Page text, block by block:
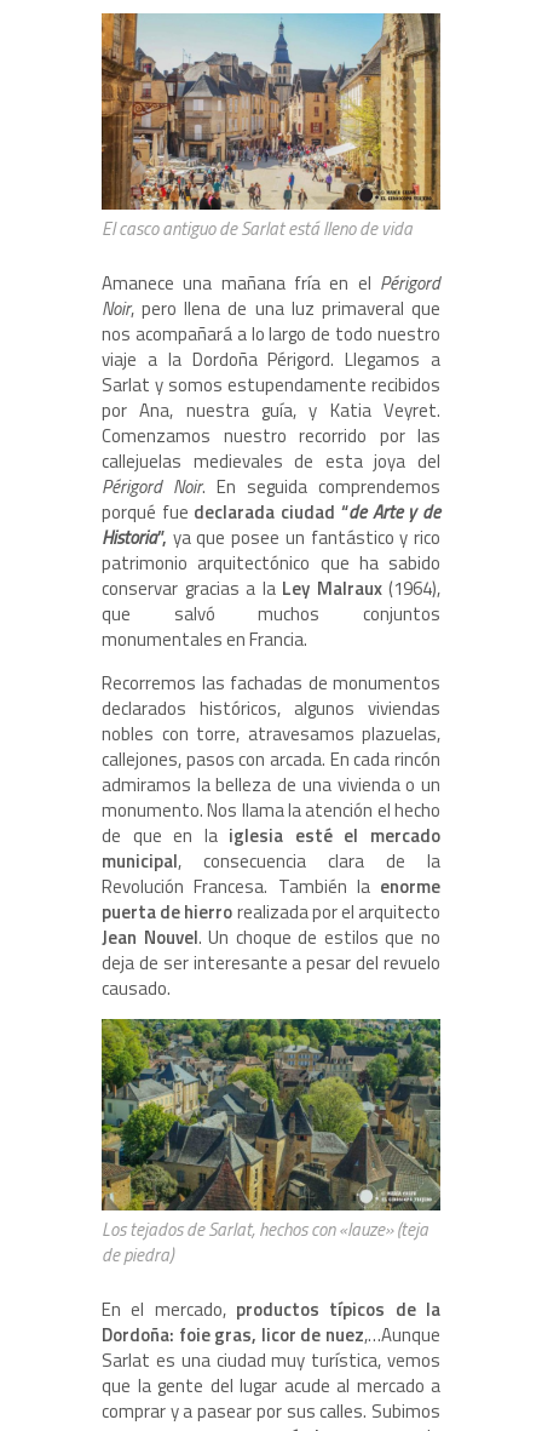
El casco antiguo de Sarlat está lleno de vida
Amanece una mañana fría en el Périgord
Noir, pero llena de una luz primaveral que
nos acompañará a lo largo de todo nuestro
viaje a la Dordoña Périgord. Llegamos a
Sarlat y somos estupendamente recibidos
por Ana, nuestra guía, y Katia Veyret.
Comenzamos nuestro recorrido por las
callejuelas medievales de esta joya del
Périgord Noir. En seguida comprendemos
porqué fue declarada ciudad “de Arte y de
Historia”, ya que posee un fantástico y rico
patrimonio arquitectónico que ha sabido
conservar gracias a la Ley Malraux(1964),
que salvó muchos conjuntos
monumentales en Francia.
Recorremos las fachadas de monumentos
declarados históricos, algunos viviendas
nobles con torre, atravesamos plazuelas,
callejones, pasos con arcada. En cada rincón
admiramos la belleza de una vivienda o un
monumento. Nos llama la atención el hecho
de que en la iglesia esté el mercado
municipal, consecuencia clara de la
Revolución Francesa. También la enorme
puerta de hierrorealizada por el arquitecto
Jean Nouvel. Un choque de estilos que no
deja de ser interesante a pesar del revuelo
causado.
Los tejados de Sarlat, hechos con «lauze» (teja
de piedra)
En el mercado,productos típicos de la
Dordoña: foie gras, licor de nuez,…Aunque
Sarlat es una ciudad muy turística, vemos
que la gente del lugar acude al mercado a
comprar y a pasear por sus calles. Subimos